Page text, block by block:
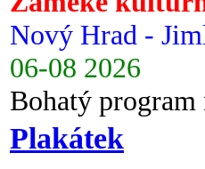
Nový Hrad -
06-08 2026
Bohatý
Plakátek